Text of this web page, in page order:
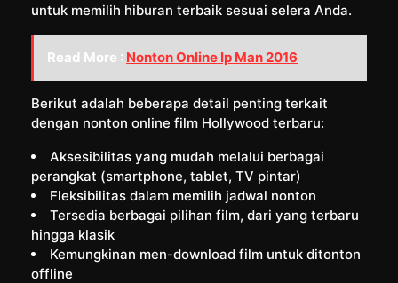
untuk memilih hiburan terbaik sesuai selera Anda.
Read More : Nonton Online Ip Man 2016
Berikut adalah beberapa detail penting terkait
dengan nonton online film Hollywood terbaru:
Aksesibilitas yang mudah melalui berbagai
perangkat (smartphone, tablet, TV pintar)
Fleksibilitas dalam memilih jadwal nonton
Tersedia berbagai pilihan film, dari yang terbaru
hingga klasik
Kemungkinan men-download film untuk ditonton
offline